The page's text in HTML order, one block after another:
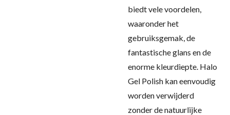
biedt vele voordelen,
waaronder het
gebruiksgemak, de
fantastische glans en de
enorme kleurdiepte. Halo
Gel Polish kan eenvoudig
worden verwijderd
zonder de natuurlijke